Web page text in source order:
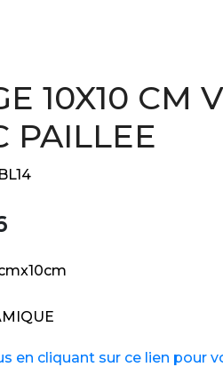
10X10 CM
PAILLEE
en cliquant sur ce lien pour